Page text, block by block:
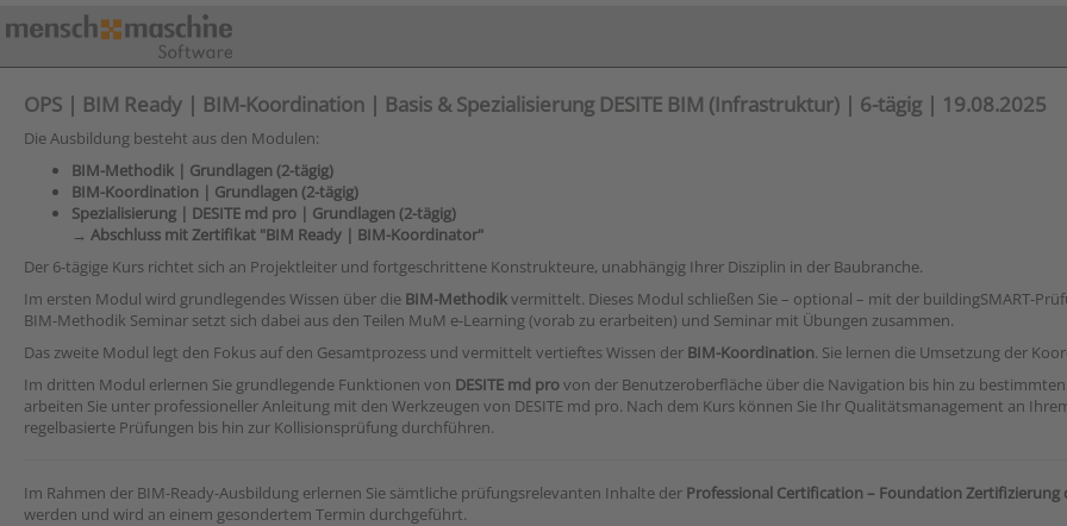
OPS | BIM Ready | BIM-Koordination | Basis & Spezialisierung DESITE BIM (Infrastruktur) | 6-tägig | 19.08.2025
Die Ausbildung besteht aus den Modulen:
BIM-Methodik | Grundlagen (2-tägig)
BIM-Koordination | Grundlagen (2-tägig)
Spezialisierung | DESITE md pro | Grundlagen (2-tägig)
→ Abschluss mit Zertifikat "BIM Ready | BIM-Koordinator"
Der 6-tägige Kurs richtet sich an Projektleiter und fortgeschrittene Konstrukteure, unabhängig Ihrer Disziplin in der Baubranche.
Im ersten Modul wird grundlegendes Wissen über die BIM-Methodikvermittelt. Dieses Modul schließen Sie – optional – mit der buildingSMART-
BIM-Methodik Seminar setzt sich dabei aus den Teilen MuM e-Learning (vorab zu erarbeiten) und Seminar mit Übungen zusammen.
Das zweite Modul legt den Fokus auf den Gesamtprozess und vermittelt vertieftes Wissen der BIM-Koordination. Sie lernen die Umsetzung der
Im dritten Modul erlernen Sie grundlegende Funktionen von DESITE md provon der Benutzeroberfläche über die Navigation bis hin zu
arbeiten Sie unter professioneller Anleitung mit den Werkzeugen von DESITE md pro. Nach dem Kurs können Sie Ihr Qualitätsmanagement an
regelbasierte Prüfungen bis hin zur Kollisionsprüfung durchführen.
Im Rahmen der BIM-Ready-Ausbildung erlernen Sie sämtliche prüfungsrelevanten Inhalte der Professional Certification – Foundation Zertifizierung
werden und wird an einem gesondertem Termin durchgeführt.